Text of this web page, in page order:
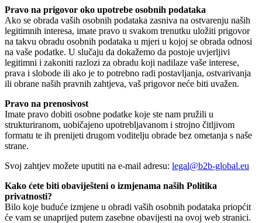
Pravo na prigovor oko upotrebe osobnih podataka
Ako se obrada vaših osobnih podataka zasniva na ostvarenju naših
legitimnih interesa, imate pravo u svakom trenutku uložiti prigovor
na takvu obradu osobnih podataka u mjeri u kojoj se obrada odnosi
na vaše podatke. U slučaju da dokažemo da postoje uvjerljivi
legitimni i zakoniti razlozi za obradu koji nadilaze vaše interese,
prava i slobode ili ako je to potrebno radi postavljanja, ostvarivanja
ili obrane naših pravnih zahtjeva, vaš prigovor neće biti uvažen.
Pravo na prenosivost
Imate pravo dobiti osobne podatke koje ste nam pružili u
strukturiranom, uobičajeno upotrebljavanom i strojno čitljivom
formatu te ih prenijeti drugom voditelju obrade bez ometanja s naše
strane.
Svoj zahtjev možete uputiti na e-mail adresu: legal@b2b-global.eu
Kako ćete biti obaviješteni o izmjenama naših Politika
privatnosti?
Bilo koje buduće izmjene u obradi vaših osobnih podataka priopćit
će vam se unaprijed putem zasebne obavijesti na ovoj web stranici.